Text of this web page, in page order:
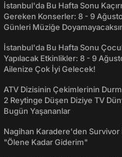
İstanbul'da Bu Hafta Sonu
Gereken Konserler: 8 - 9
Günleri Müziğe
İstanbul'da Bu Hafta Sonu
Yapılacak Etkinlikler: 8 - 9
Ailenize Çok İyi Gelecek!
ATV Dizisinin Çekimlerinin
2 Reytinge Düşen Diziye TV
Bugün Yaşananlar
Nagihan Karadere'den Survivor
"Ölene Kadar Giderim"